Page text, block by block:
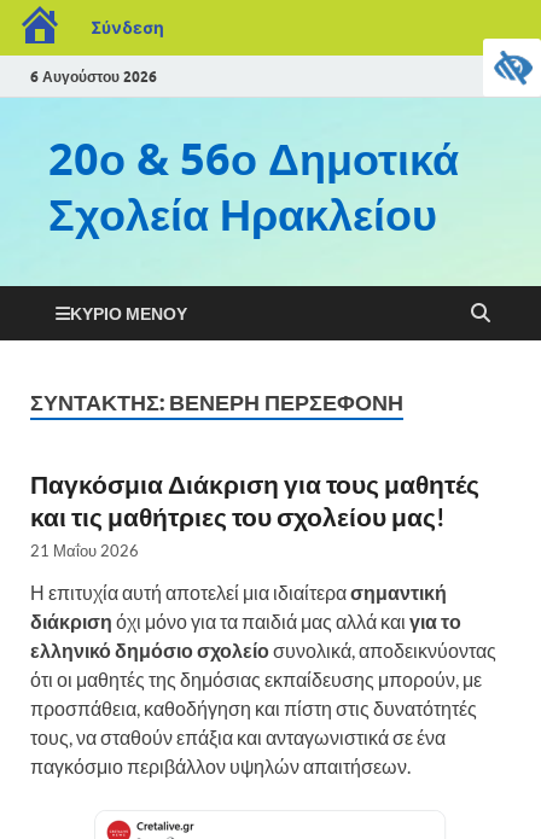
Σύνδεση
6 Αυγούστου 2026
20ο & 56ο Δημοτικά
Σχολεία Ηρακλείου
ΚΎΡΙΟ ΜΕΝΟΎ
ΣΥΝΤΆΚΤΗΣ: ΒΕΝΕΡΗ ΠΕΡΣΕΦΟΝΗ
Παγκόσμια Διάκριση για τους μαθητές
και τις μαθήτριες του σχολείου μας!
21 Μαΐου 2026
Η επιτυχία αυτή αποτελεί μια ιδιαίτερασημαντική
διάκριση όχι μόνο για τα παιδιά μας αλλά και για το
ελληνικό δημόσιο σχολείοσυνολικά, αποδεικνύοντας
ότι οι μαθητές της δημόσιας εκπαίδευσης μπορούν, με
προσπάθεια, καθοδήγηση και πίστη στις δυνατότητές
τους, να σταθούν επάξια και ανταγωνιστικά σε ένα
παγκόσμιο περιβάλλον υψηλών απαιτήσεων.